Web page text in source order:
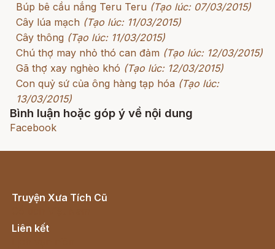
Búp bê cầu nắng Teru Teru (Tạo lúc: 07/03/2015)
Cây lúa mạch (Tạo lúc: 11/03/2015)
Cây thông (Tạo lúc: 11/03/2015)
Chú thợ may nhỏ thó can đảm (Tạo lúc: 12/03/2015)
Gã thợ xay nghèo khó (Tạo lúc: 12/03/2015)
Con quỷ sứ của ông hàng tạp hóa (Tạo lúc:
13/03/2015)
Bình luận hoặc góp ý về nội dung
Facebook
Truyện Xưa Tích Cũ
Liên kết